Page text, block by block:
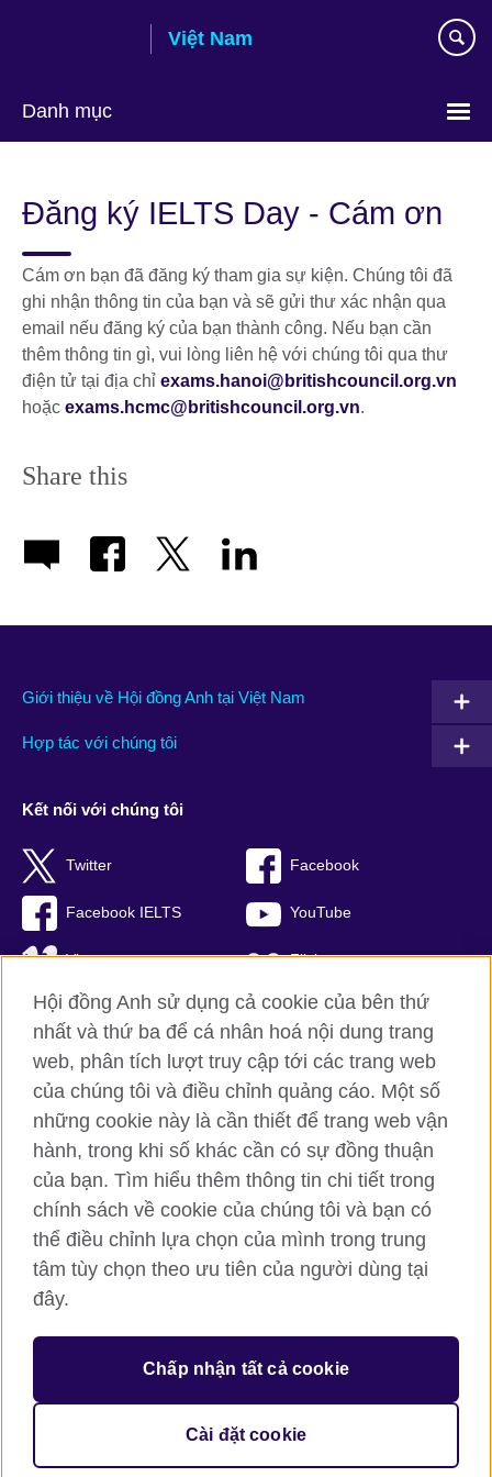
Việt Nam
Danh mục
language
Đăng ký IELTS Day - Cám ơn
Cám ơn bạn đã đăng ký tham gia sự kiện. Chúng tôi đã
ghi nhận thông tin của bạn và sẽ gửi thư xác nhận qua
email nếu đăng ký của bạn thành công. Nếu bạn cần
thêm thông tin gì, vui lòng liên hệ với chúng tôi qua thư
điện tử tại địa chỉ exams.hanoi@britishcouncil.org.vn
hoặc exams.hcmc@britishcouncil.org.vn.
Share this
Giới thiệu về Hội đồng Anh tại Việt Nam
Hợp tác với chúng tôi
Kết nối với chúng tôi
Twitter Facebook
Facebook IELTS YouTube
Vimeo Flickr
RSS TikTok
Hội đồng Anh toàn cầu
Bảo mật thông tin và quy định sử dụng
Cookie
Sơ đồ trang
© 2026 British Council
British Council (Viet Nam) LLC (
(0)24 37281920; email: bchanoi@britishcouncil.org.vn) is a
subsidiary of the British Council which is the United Kingdom’s
opportunities.
Hội đồng Anh sử dụng cả cookie của bên thứ
nhất và thứ ba để cá nhân hoá nội dung trang
web, phân tích lượt truy cập tới các trang web
của chúng tôi và điều chỉnh quảng cáo. Một số
những cookie này là cần thiết để trang web vận
hành, trong khi số khác cần có sự đồng thuận
của bạn. Tìm hiểu thêm thông tin chi tiết trong
chính sách về cookie của chúng tôi và bạn có
thể điều chỉnh lựa chọn của mình trong trung
tâm tùy chọn theo ưu tiên của người dùng tại
đây.
Chấp nhận tất cả cookie
Cài đặt cookie